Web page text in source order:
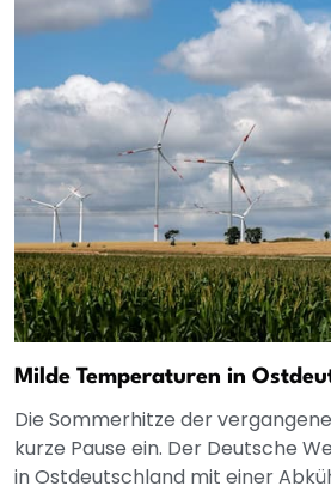
Milde Temperaturen in
Die Sommerhitze der
kurze Pause ein. Der Deutsche
in Ostdeutschland mit einer